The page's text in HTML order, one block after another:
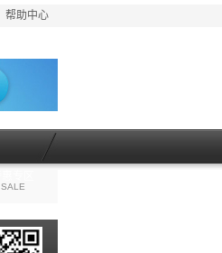
帮助中心
SALE